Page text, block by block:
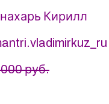
Кирилл
руб.